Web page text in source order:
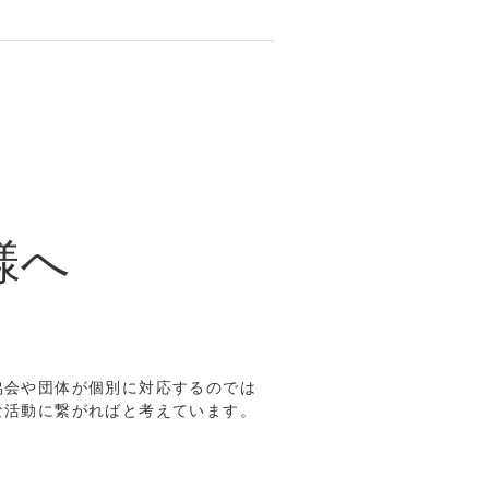
へ
や団体が個別に対応するのでは
動に繋がればと考えています。